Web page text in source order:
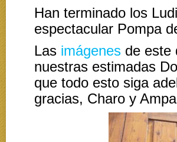
Han terminado los
espectacular Pompa
Las imágenes de este
nuestras estimadas
que todo esto siga
gracias, Charo y